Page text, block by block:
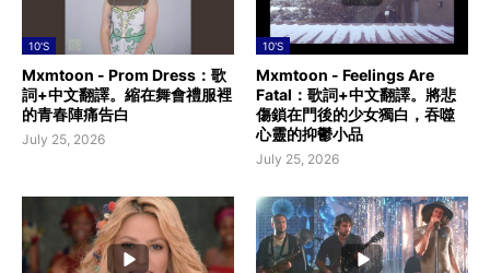
10'S
Mxmtoon - Prom Dress：歌
詞+中文翻譯。縮在舞會禮服裡
的青春陣痛告白
July 25, 2026
10'S
Mxmtoon - Feelings Are
Fatal：歌詞+中文翻譯。將悲
傷鎖在門後的少女獨白，吞噬
心靈的抑鬱小品
July 25, 2026